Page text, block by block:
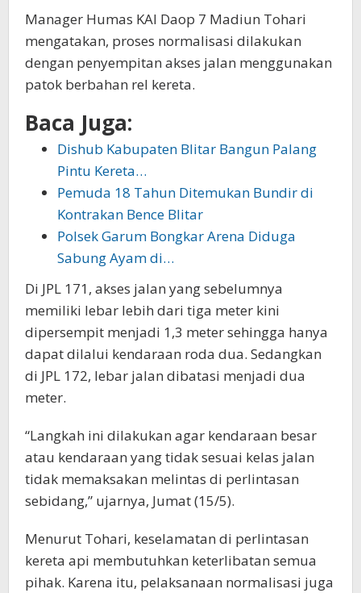
Manager Humas KAI Daop 7 Madiun Tohari
mengatakan, proses normalisasi dilakukan
dengan penyempitan akses jalan menggunakan
patok berbahan rel kereta.
Baca Juga:
Dishub Kabupaten Blitar Bangun Palang
Pintu Kereta…
Pemuda 18 Tahun Ditemukan Bundir di
Kontrakan Bence Blitar
Polsek Garum Bongkar Arena Diduga
Sabung Ayam di…
Di JPL 171, akses jalan yang sebelumnya
memiliki lebar lebih dari tiga meter kini
dipersempit menjadi 1,3 meter sehingga hanya
dapat dilalui kendaraan roda dua. Sedangkan
di JPL 172, lebar jalan dibatasi menjadi dua
meter.
“Langkah ini dilakukan agar kendaraan besar
atau kendaraan yang tidak sesuai kelas jalan
tidak memaksakan melintas di perlintasan
sebidang,” ujarnya, Jumat (15/5).
Menurut Tohari, keselamatan di perlintasan
kereta api membutuhkan keterlibatan semua
pihak. Karena itu, pelaksanaan normalisasi juga